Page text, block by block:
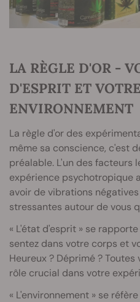
LA RÈGLE D'OR -
D'ESPRIT ET VOTRE
ENVIRONNEMENT
La règle d'or des
même sa conscience, c'est
préalable. L'un des facteurs
expérience psychotropique
avoir de vibrations
stressantes autour de vous
« L'état d'esprit » se
sentez dans votre corps et
Heureux ? Déprimé ?
rôle crucial dans votre
« L'environnement » se